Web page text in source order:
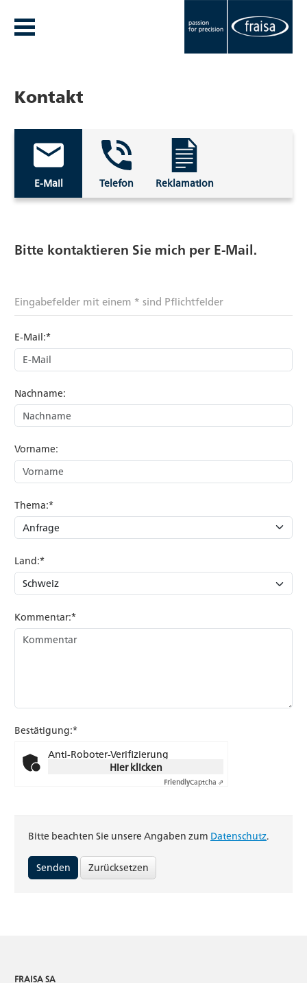
Kontakt
E-Mail Telefon Reklamation
Bitte kontaktieren Sie mich per E-Mail.
Eingabefelder mit einem * sind Pflichtfelder
E-Mail:*
Nachname:
Vorname:
Thema:*
Land:*
Kommentar:*
Bestätigung:*
Anti-Roboter-Verifizierung
Hier klicken
FriendlyCaptcha ⇗
Bitte beachten Sie unsere Angaben zum Datenschutz.
Zurücksetzen
FRAISA SA